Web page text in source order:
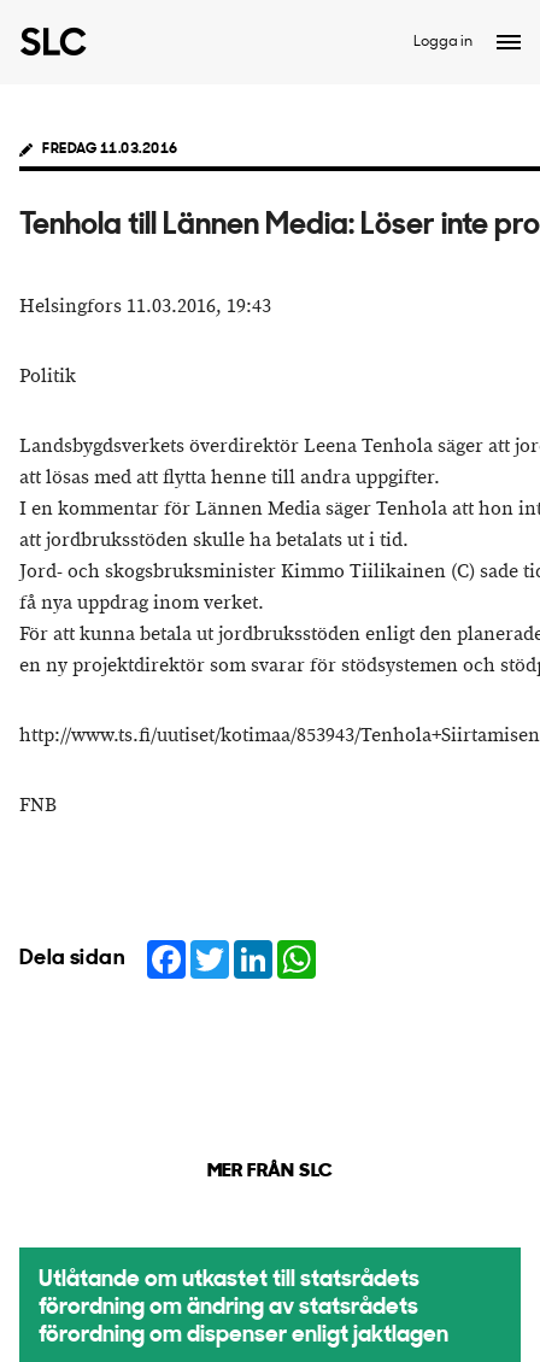
Logga in
FREDAG 11.03.2016
Tenhola till Lännen Media: Löser inte
Helsingfors 11.03.2016, 19:43
Politik
Landsbygdsverkets överdirektör Leena Tenhola säger att
att lösas med att flytta henne till andra uppgifter.
I en kommentar för Lännen Media säger Tenhola att hon
att jordbruksstöden skulle ha betalats ut i tid.
Jord- och skogsbruksminister Kimmo Tiilikainen (C) sade
få nya uppdrag inom verket.
För att kunna betala ut jordbruksstöden enligt den
en ny projektdirektör som svarar för stödsystemen och
http://www.ts.fi/uutiset/kotimaa/853943/
FNB
Dela sidan Facebook
TwitterLinkedIn
MER FRÅN SLC
Utlåtande om utkastet till statsrådets
förordning om ändring av statsrådets
förordning om dispenser enligt jaktlagen